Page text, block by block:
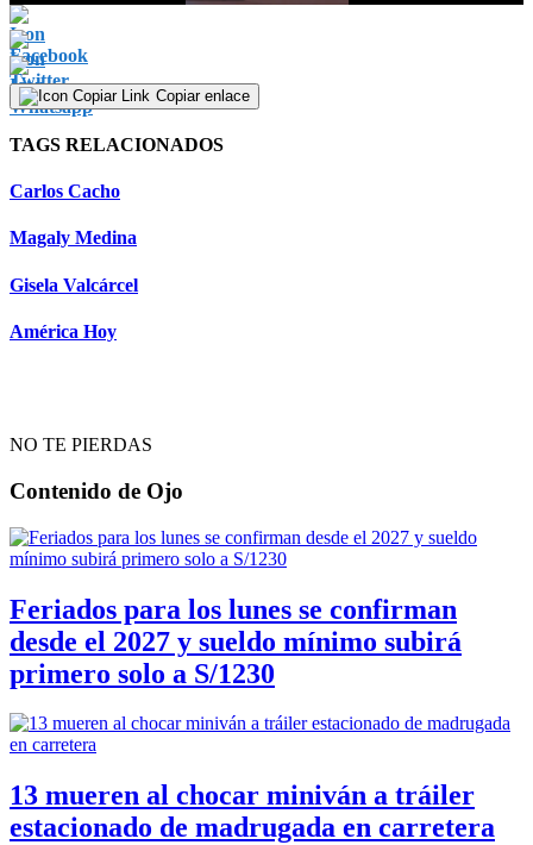
0
seconds
of
1
minute,
48
Copiar enlace
TAGS RELACIONADOS
Carlos Cacho
Magaly Medina
Gisela Valcárcel
América Hoy
NO TE PIERDAS
Contenido de Ojo
Feriados para los lunes se confirman
desde el 2027 y sueldo mínimo subirá
primero solo a S/1230
13 mueren al chocar miniván a tráiler
estacionado de madrugada en carretera